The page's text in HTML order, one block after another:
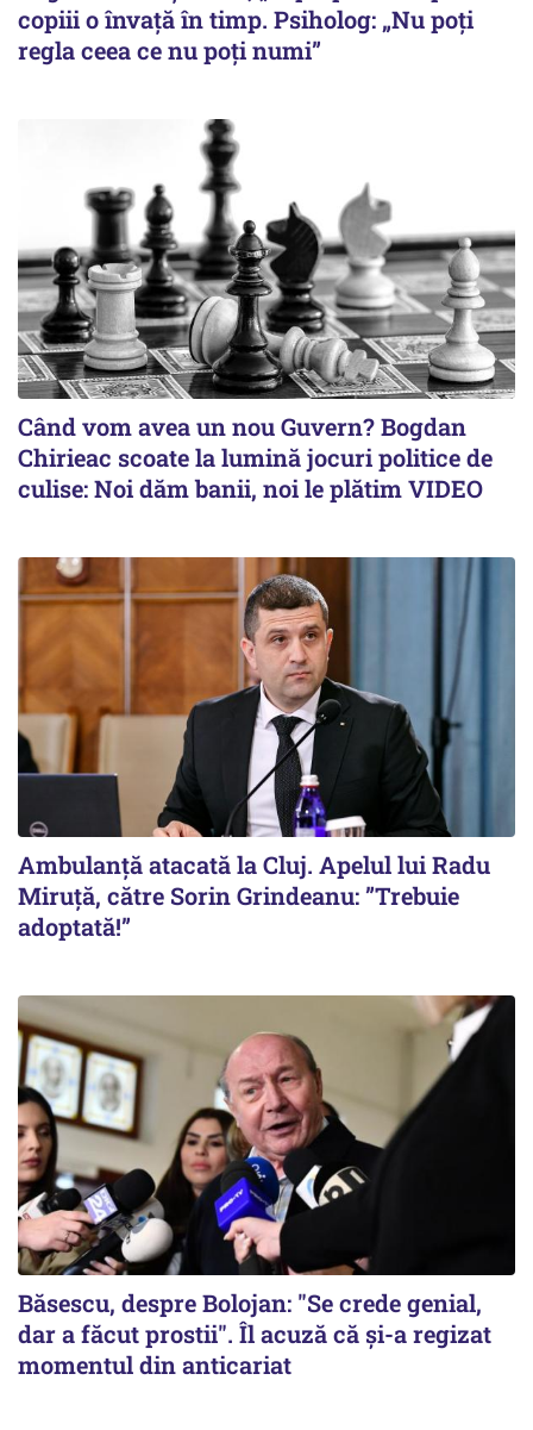
copiii o învață în timp. Psiholog: „Nu poți
regla ceea ce nu poți numi”
Când vom avea un nou Guvern? Bogdan
Chirieac scoate la lumină jocuri politice de
culise: Noi dăm banii, noi le plătim VIDEO
Ambulanță atacată la Cluj. Apelul lui Radu
Miruţă, către Sorin Grindeanu: ”Trebuie
adoptată!”
Băsescu, despre Bolojan: "Se crede genial,
dar a făcut prostii". Îl acuză că și-a regizat
momentul din anticariat